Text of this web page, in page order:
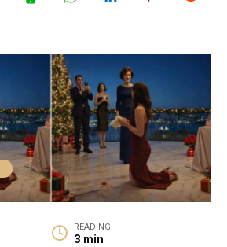
READING
3 min